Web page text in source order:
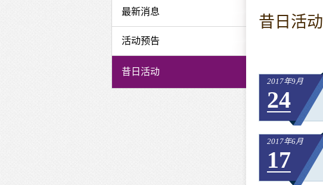
活
动
及
消
最新消息
活动预告
昔日活动
昔日活动
2017年9月
24
2017年6月
17